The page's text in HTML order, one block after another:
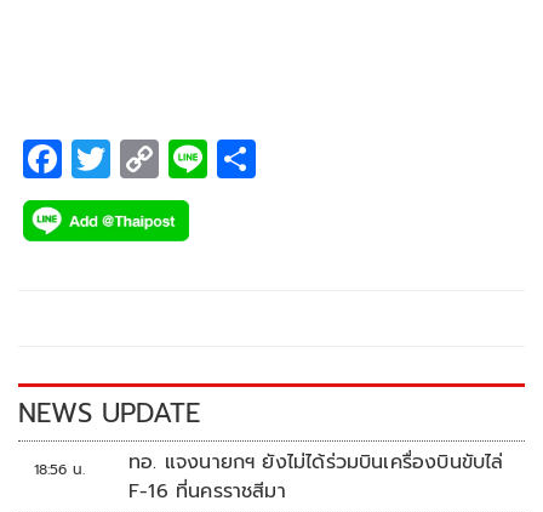
F
ac
e
k
T
wi
tt
C
o
p
k
Li
NEWS UPDATE
18:56 น.
ทอ. แจงนายกฯ ยังไม่ได้ร่วมบินเครื่องบินขับไล่
F-16 ที่นครราชสีมา